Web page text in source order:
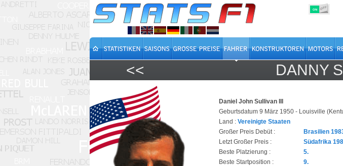
ON OFF
<< DANNY
Daniel John Sullivan III
Geburtsdatum 9 März 1950 - Louisville
Land : Vereinigte Staaten
Großer Preis Debüt :
Brasilien
Letzt Großer Preis :
Südafrika
Beste Platzierung :
5.
Beste Startposition :
9.